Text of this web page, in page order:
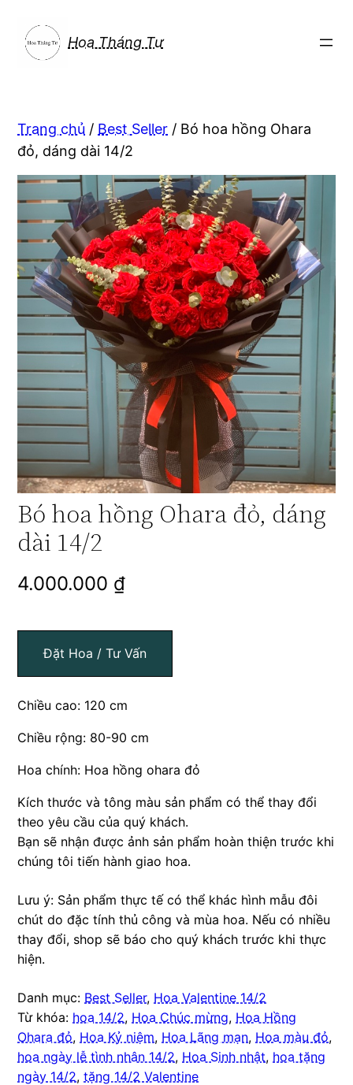
phần
Hoa Tháng Tư
Trang chủ / Best Seller / Bó hoa hồng Ohara
đỏ, dáng dài 14/2
Bó hoa hồng Ohara đỏ, dáng
dài 14/2
4.000.000 ₫
Đặt Hoa / Tư Vấn
Chiều cao: 120 cm
Chiều rộng: 80-90 cm
Hoa chính: Hoa hồng ohara đỏ
Kích thước và tông màu sản phẩm có thể thay đổi
theo yêu cầu của quý khách.
Bạn sẽ nhận được ảnh sản phẩm hoàn thiện trước khi
chúng tôi tiến hành giao hoa.
Lưu ý: Sản phẩm thực tế có thể khác hình mẫu đôi
chút do đặc tính thủ công và mùa hoa. Nếu có nhiều
thay đổi, shop sẽ báo cho quý khách trước khi thực
hiện.
Danh mục: Best Seller, Hoa Valentine 14/2
Từ khóa: hoa 14/2, Hoa Chúc mừng, Hoa Hồng
Ohara đỏ, Hoa Kỷ niệm, Hoa Lãng mạn, Hoa màu đỏ,
hoa ngày lễ tình nhân 14/2, Hoa Sinh nhật, hoa tặng
ngày 14/2,tặng 14/2 Valentine